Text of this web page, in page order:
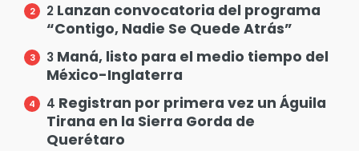
2 Lanzan convocatoria del programa
“Contigo, Nadie Se Quede Atrás”
3 Maná, listo para el medio tiempo del
México-Inglaterra
4 Registran por primera vez un Águila
Tirana en la Sierra Gorda de
Querétaro